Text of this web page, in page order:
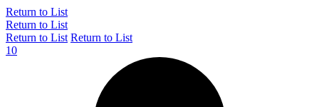
Return to List
Return to List
Return to List Return to List
10